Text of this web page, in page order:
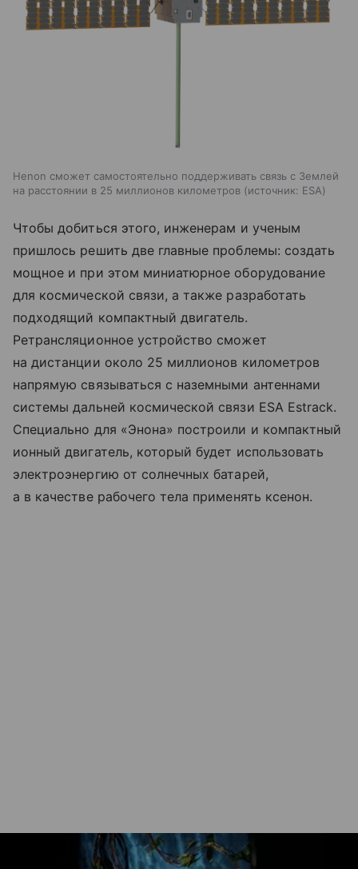
Henon сможет самостоятельно поддерживать связь с Землей
на расстоянии в 25 миллионов километров
источник: ESA
Чтобы добиться этого, инженерам и ученым
пришлось решить две главные проблемы: создать
мощное и при этом миниатюрное оборудование
для космической связи, а также разработать
подходящий компактный двигатель.
Ретрансляционное устройство сможет
на дистанции около 25 миллионов километров
напрямую связываться с наземными антеннами
системы дальней космической связи ESA Estrack.
Специально для «Энона» построили и компактный
ионный двигатель, который будет использовать
электроэнергию от солнечных батарей,
а в качестве рабочего тела применять ксенон.